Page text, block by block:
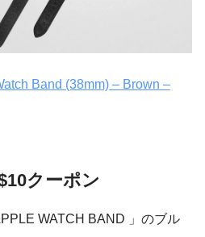
Band (38mm) – Brown –
クーポン
WATCH BAND 」のブル